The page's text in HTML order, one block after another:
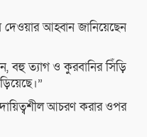
দেওয়ার আহ্বান জানিয়েছেন
বহু ত্যাগ ও কুরবানির সিঁড়ি
আচরণ করার ওপর